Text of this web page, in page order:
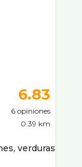
6.83
6 opiniones
0.39 km
verduras